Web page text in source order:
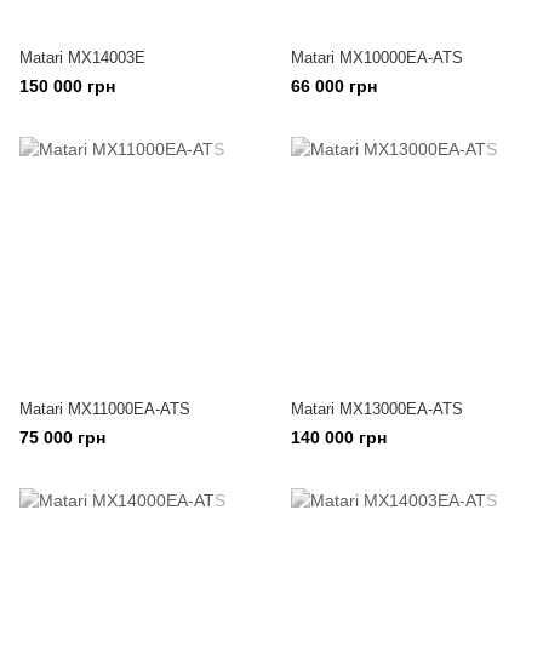
Matari MX14003E
150 000 грн
Matari MX10000EA-ATS
66 000 грн
Matari MX11000EA-ATS
75 000 грн
Matari MX13000EA-ATS
140 000 грн